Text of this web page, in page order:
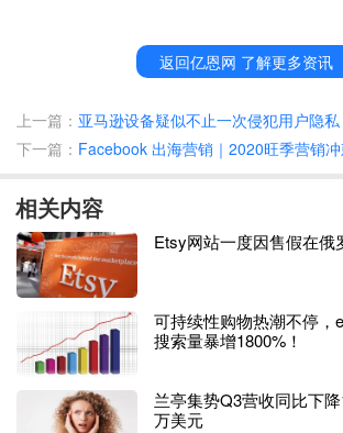
出现了一波转型热潮。
趋激烈，越来越多的工厂艰难求存，需要
二、认为亚马逊是一个巨大机会，想吃上
看到合作的亚马逊卖家挣得盆满钵满，眼
拥有价格和供应链优势的工厂在布局亚马
满，但做亚马逊并非他们想的在线上开个
卖出去那么简单，因此失败也就显而易见
有一个工厂老板
“听说”亚马逊很赚钱，快
返回亿恩网 了解更多资讯
上一篇： 亚马逊设备疑似不止一次侵犯用户隐私
下一篇： Facebook 出海营销｜2020旺季营销
相关内容
Etsy网站一度因售假在俄
可持续性购物热潮不停，
搜索量暴增1800%！
兰亭集势Q3营收同比下
万美元